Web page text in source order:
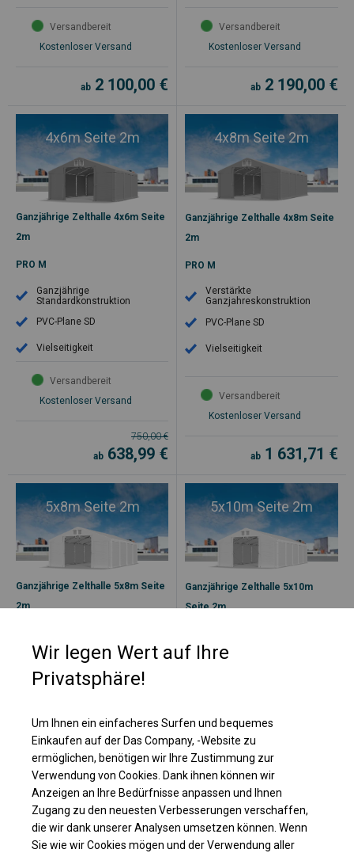
Versandbereit
Kostenloser Versand
ab 2 100,00 €
Versandbereit
Kostenloser Versand
ab 2 190,00 €
4x6m Seite 2m
Ganzjährige Zelthalle 4x6m Seite
2m
PRO M
Ganzjährige
Standardkonstruktion
PVC-Plane SD
Vielseitigkeit
Versandbereit
Kostenloser Versand
750,00€
ab 638,99 €
4x8m Seite 2m
Ganzjährige Zelthalle 4x8m Seite
2m
PRO M
Verstärkte
Ganzjahreskonstruktion
PVC-Plane SD
Vielseitigkeit
Versandbereit
Kostenloser Versand
ab 1 631,71 €
5x8m Seite 2m
Ganzjährige Zelthalle 5x8m Seite
2m
Ganzjährige
Standardkonstruktion
PVC-Plane SD
Vielseitigkeit
Kostenloser Versand
1 298,29 €
ab 1 150,00€
5x10m Seite 2m
Ganzjährige Zelthalle 5x10m
Seite 2m
Verstärkte
Vielseitigkeit
Versandbereit
ab2 210,84
Wir legen Wert auf Ihre
Privatsphäre!
Um Ihnen ein einfacheres Surfen und bequemes
Einkaufen auf der Das Company, -Website zu
ermöglichen, benötigen wir Ihre Zustimmung zur
Verwendung von Cookies. Dank ihnen können wir
Anzeigen an Ihre Bedürfnisse anpassen und Ihnen
Zugang zu den neuesten Verbesserungen verschaffen,
die wir dank unserer Analysen umsetzen können. Wenn
Sie wie wir Cookies mögen und der Verwendung aller